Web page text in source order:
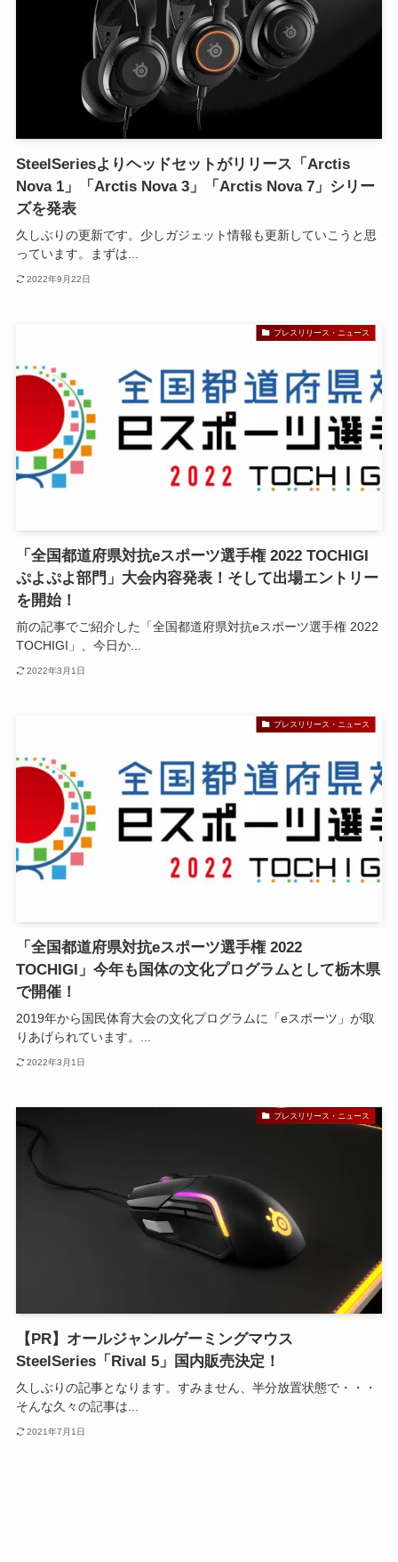
SteelSeriesよりヘッドセットがリリース「Arctis
Nova 1」「Arctis Nova 3」「Arctis Nova 7」シリー
ズを発表
久しぶりの更新です。少しガジェット情報も更新していこうと思
っています。まずは...
2022年9月22日
プレスリリース・ニュース
「全国都道府県対抗eスポーツ選手権 2022 TOCHIGI
ぷよぷよ部門」大会内容発表！そして出場エントリー
を開始！
前の記事でご紹介した「全国都道府県対抗eスポーツ選手権 2022
TOCHIGI」、今日か...
2022年3月1日
プレスリリース・ニュース
「全国都道府県対抗eスポーツ選手権 2022
TOCHIGI」今年も国体の文化プログラムとして栃木県
で開催！
2019年から国民体育大会の文化プログラムに「eスポーツ」が取
りあげられています。...
2022年3月1日
プレスリリース・ニュース
【PR】オールジャンルゲーミングマウス
SteelSeries「Rival 5」国内販売決定！
久しぶりの記事となります。すみません、半分放置状態で・・・
そんな久々の記事は...
2021年7月1日